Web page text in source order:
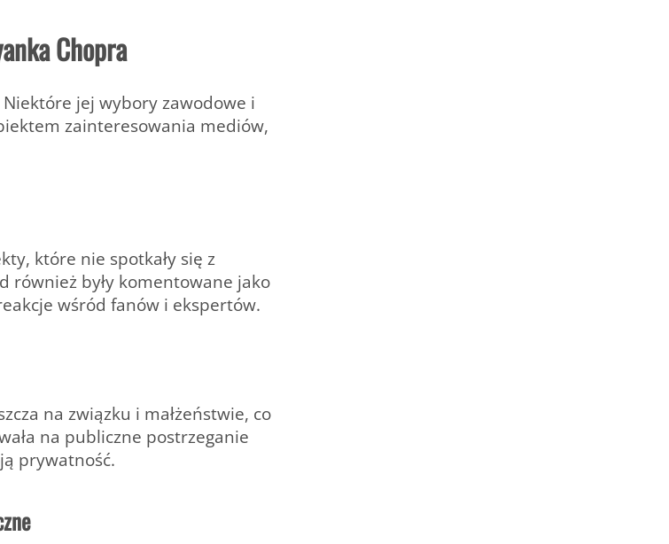
Chopra
jej wybory zawodowe i
zainteresowania mediów,
które nie spotkały się z
również były komentowane jako
wśród fanów i ekspertów.
na związku i małżeństwie, co
na publiczne postrzeganie
prywatność.